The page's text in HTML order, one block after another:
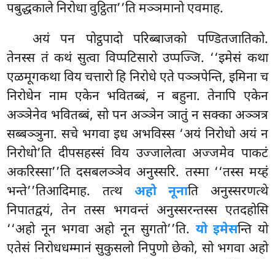
पबुद्धकाले निरोधा वुट्ठिता’’ति मञ्ञमानो एवमाह.
अयं पन पोट्ठपादो परिब्बाजको पण्डितजातिको.
तेनस्स तं कथं सुत्वा विप्पटिसारो उप्पज्जि. ‘‘इमेसं कथा
एळमूगकथा विय चत्तारो हि निरोधे एते पञ्ञपेन्ति, इमिना च
निरोधेन नाम एकेन भवितब्बं, न बहुना. तेनापि एकेन
अञ्ञेनेव भवितब्बं, सो पन अञ्ञेन ञातुं न सक्का अञ्ञत्र
सब्बञ्ञुना. सचे भगवा इध अभविस्स ‘अयं निरोधो अयं न
निरोधो’ति दीपसहस्सं विय उज्जालेत्वा अज्जमेव पाकटं
अकरिस्सा’’ति दसबलञ्ञेव अनुस्सरि. तस्मा ‘‘तस्स मय्हं
भन्ते’’तिआदिमाह. तत्थ अहो नूनाति अनुस्सरणत्थे
निपातद्वयं, तेन तस्स भगवन्तं अनुस्सरन्तस्स एतदहोसि
‘‘अहो नून भगवा अहो नून सुगतो’’ति. यो इमेसन्ति यो
एतेसं निरोधधम्मानं सुकुसलो निपुणो छेको, सो भगवा अहो